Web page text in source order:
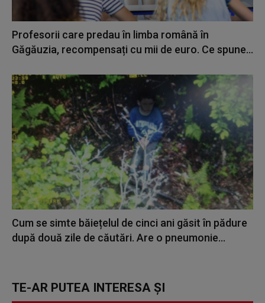
Profesorii care predau în limba română în
Găgăuzia, recompensați cu mii de euro. Ce spune...
Cum se simte băiețelul de cinci ani găsit în pădure
după două zile de căutări. Are o pneumonie...
TE-AR PUTEA INTERESA ȘI